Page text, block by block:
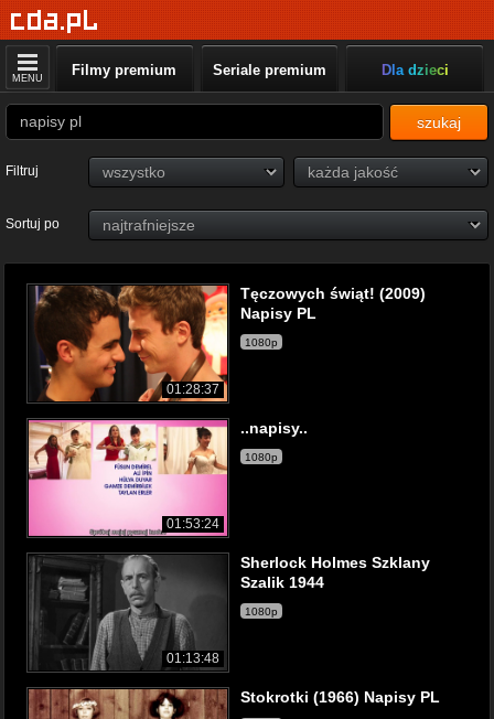
MENU Filmy premium Seriale premium Dla dzieci
szukaj
Filtruj
Sortuj po
01:28:37
Tęczowych świąt! (2009)
Napisy PL
1080p
01:53:24
..napisy..
1080p
01:13:48
Sherlock Holmes Szklany
Szalik 1944
1080p
Stokrotki (1966) Napisy PL